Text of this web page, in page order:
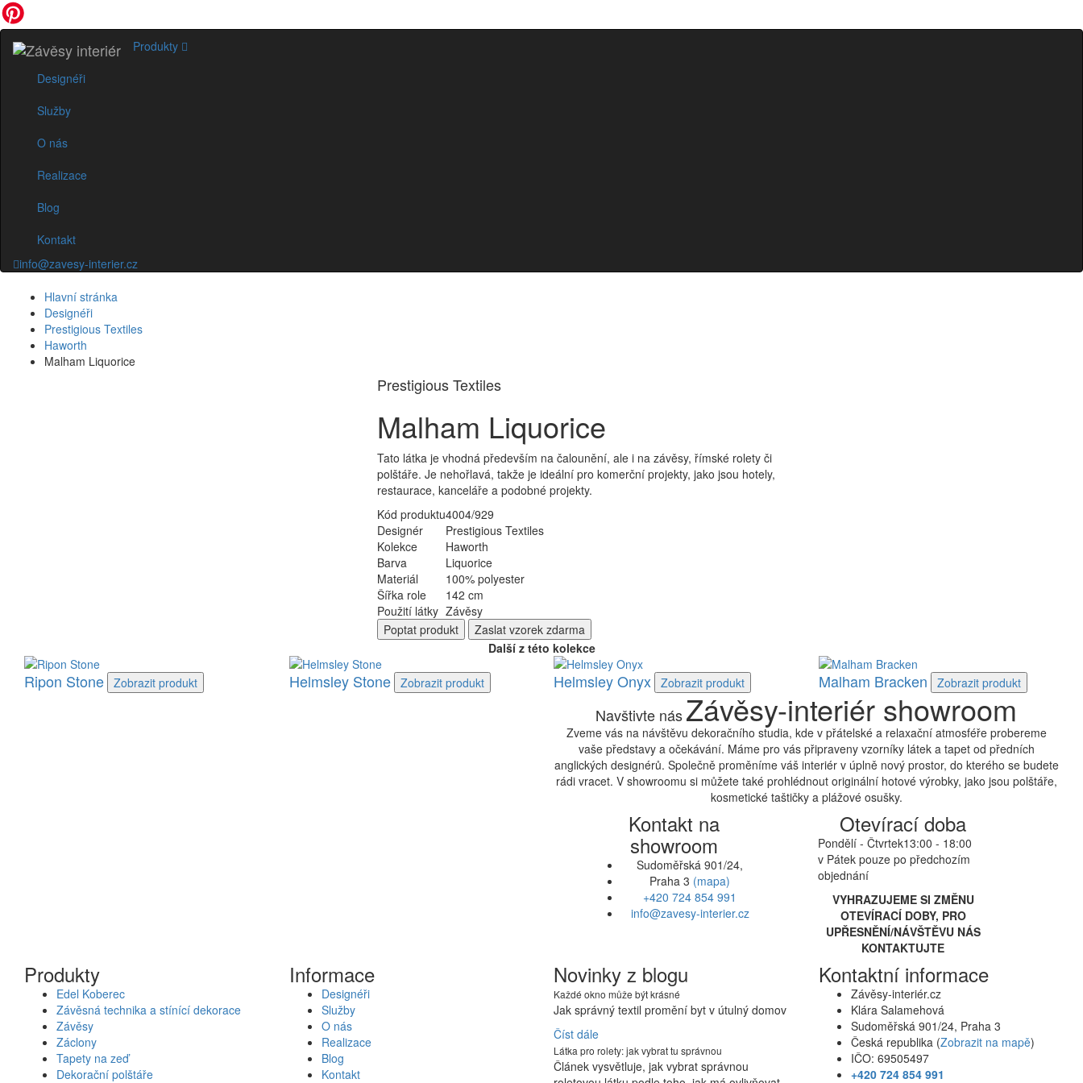
Produkty
Designéři
Služby
O nás
Realizace
Blog
Kontakt
info@zavesy-interier.cz
Hlavní stránka
Designéři
Prestigious Textiles
Haworth
Malham Liquorice
Prestigious Textiles
Malham Liquorice
Tato látka je vhodná především na čalounění, ale i na závěsy, římské rolety či
polštáře. Je nehořlavá, takže je ideální pro komerční projekty, jako jsou hotely,
restaurace, kanceláře a podobné projekty.
Kód produktu4004/929
Designér
Prestigious Textiles
Kolekce
Haworth
Barva
Liquorice
Materiál
100% polyester
Šířka role
142 cm
Použití látky Závěsy
Poptat produkt Zaslat vzorek zdarma
Další z této kolekce
Ripon Stone Zobrazit produkt Helmsley Stone Zobrazit produkt Helmsley Onyx Zobrazit produkt Malham Bracken Zobrazit produkt
Navštivte násZávěsy-interiér showroom
Zveme vás na návštěvu dekoračního studia, kde v přátelské a relaxační atmosféře probereme
vaše představy a očekávání. Máme pro vás připraveny vzorníky látek a tapet od předních
anglických designérů. Společně proměníme váš interiér v úplně nový prostor, do kterého se budete
rádi vracet. V showroomu si můžete také prohlédnout originální hotové výrobky, jako jsou polštáře,
kosmetické taštičky a plážové osušky.
Kontakt na
showroom
Sudoměřská 901/24,
Praha 3 (mapa)
+420 724 854 991
info@zavesy-interier.cz
Otevírací doba
Pondělí - Čtvrtek13:00 - 18:00
v Pátek pouze po předchozím
objednání
VYHRAZUJEME SI ZMĚNU
OTEVÍRACÍ DOBY, PRO
UPŘESNĚNÍ/NÁVŠTĚVU NÁS
KONTAKTUJTE
Produkty
Edel Koberec
Závěsná technika a stínící dekorace
Závěsy
Záclony
Tapety na zeď
Dekorační polštáře
Informace
Designéři
Služby
O nás
Realizace
Blog
Kontakt
Novinky z blogu
Každé okno může být krásné
Jak správný textil promění byt v útulný domov
Číst dále
Látka pro rolety: jak vybrat tu správnou
Článek vysvětluje, jak vybrat správnou
Kontaktní informace
Závěsy-interiér.cz
Klára Salamehová
Sudoměřská 901/24, Praha 3
Česká republika (Zobrazit na mapě)
IČO: 69505497
+420 724 854 991